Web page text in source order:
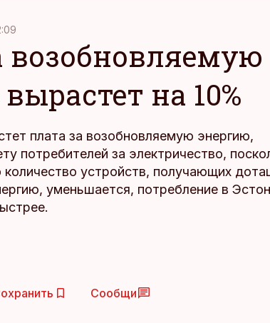
возобновляемую
на 10%
плата за возобновляемую энергию,
потребителей за электричество,
количество устройств, получающих
уменьшается, потребление в
Сообщи